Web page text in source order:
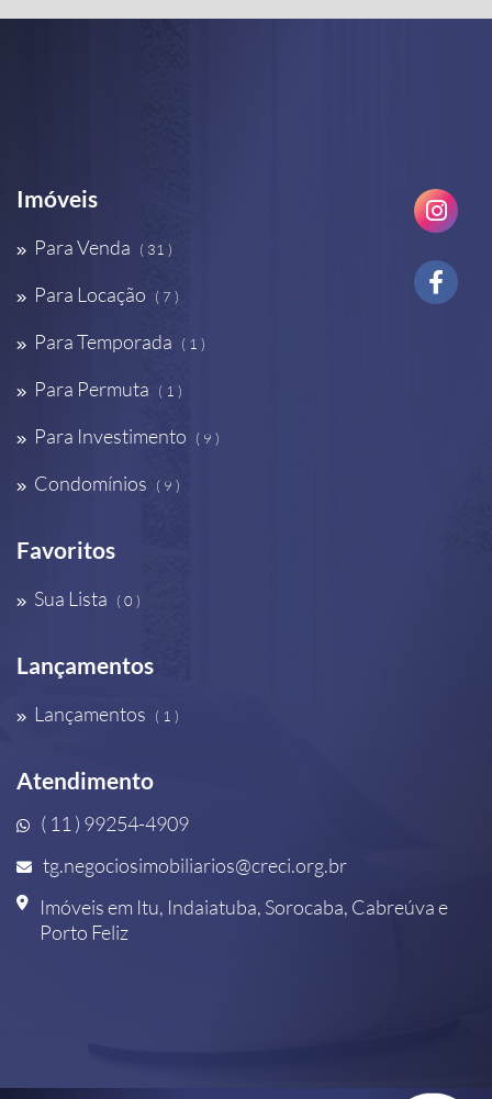
Imóveis
Para Venda ( 31 )
Para Locação ( 7 )
Para Temporada ( 1 )
Para Permuta ( 1 )
Para Investimento ( 9 )
Condomínios ( 9 )
Favoritos
Sua Lista ( 0 )
Lançamentos
Lançamentos ( 1 )
Atendimento
( 11 ) 99254-4909
tg.negociosimobiliarios@creci.org.br
Imóveis em Itu, Indaiatuba, Sorocaba, Cabreúva e
Porto Feliz